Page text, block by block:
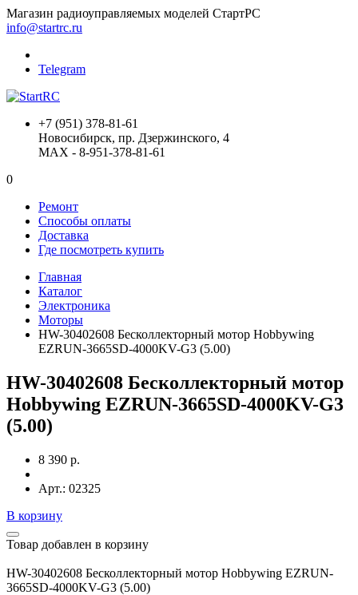
Магазин радиоуправляемых моделей СтартРС
info@startrc.ru
Telegram
+7 (951) 378-81-61
Новосибирск, пр. Дзержинского, 4
MAX - 8-951-378-81-61
0
Ремонт
Способы оплаты
Доставка
Где посмотреть купить
Главная
Каталог
Электроника
Моторы
HW-30402608 Бесколлекторный мотор Hobbywing
EZRUN-3665SD-4000KV-G3 (5.00)
HW-30402608 Бесколлекторный мотор
Hobbywing EZRUN-3665SD-4000KV-G3
(5.00)
8 390 р.
Арт.: 02325
В корзину
Товар добавлен в корзину
HW-30402608 Бесколлекторный мотор Hobbywing EZRUN-
3665SD-4000KV-G3 (5.00)